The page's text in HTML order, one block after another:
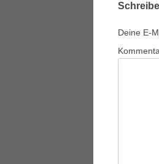
Deine E-